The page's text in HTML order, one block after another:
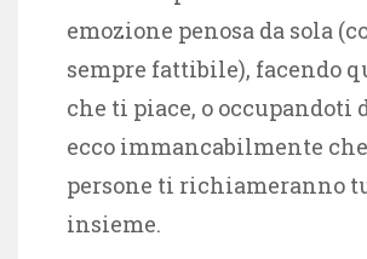
emozione penosa da sola
sempre fattibile), facendo
che ti piace, o occupandoti
ecco immancabilmente
persone ti richiameranno
insieme.